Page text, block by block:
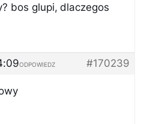
bos glupi, dlaczegos
#170239
ODPOWIEDZ